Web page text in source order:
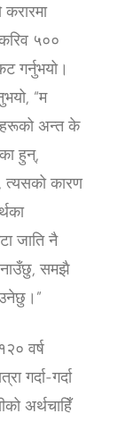
५००
गर्नुभयो।
“म
अन्‍त के
हुन्,
त्‍यसको कारण
जाति नै
समझै
वर्ष
गर्दा-गर्दा
अर्थचाहिँ